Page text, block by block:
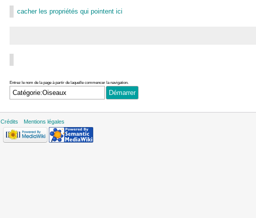
cacher les propriétés qui pointent ici
Entrez le nom de la page à partir de laquelle commencer la navigation.
Crédits Mentions légales